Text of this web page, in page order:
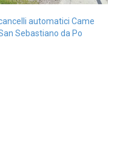
automatici Came
Sebastiano da Po